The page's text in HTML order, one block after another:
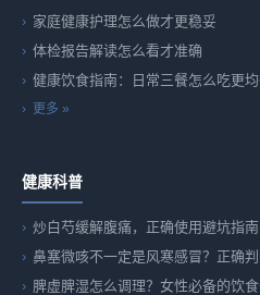
家庭健康护理怎么做才更稳妥
体检报告解读怎么看才准确
健康饮食指南：日常三餐怎么吃更
更多 »
健康科普
炒白芍缓解腹痛，正确使用避坑指南
鼻塞微咳不一定是风寒感冒？正确
脾虚脾湿怎么调理？女性必备的饮